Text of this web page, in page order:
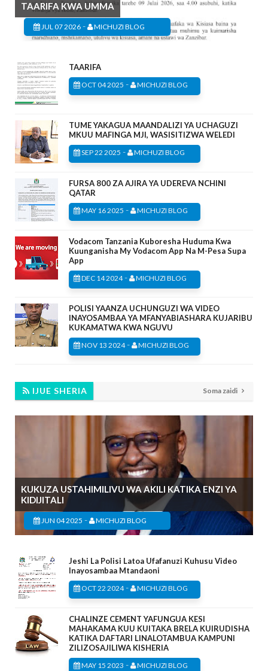
TAARIFA KWA UMMA
JUL 07 2026 - MICHUZI BLOG
TAARIFA
OCT 04 2025 - MICHUZI BLOG
TUME YAKAGUA MAANDALIZI YA UCHAGUZI
MKUU MAFINGA MJI, WASISITIZWA WELEDI
SEP 22 2025 - MICHUZI BLOG
FURSA 800 ZA AJIRA YA UDEREVA NCHINI
QATAR
MAY 16 2025 - MICHUZI BLOG
Vodacom Tanzania Kuboresha Huduma Kwa
Kuunganisha My Vodacom App Na M-Pesa Supa
App
DEC 14 2024- MICHUZI BLOG
POLISI YAANZA UCHUNGUZI WA VIDEO
INAYOSAMBAA YA MFANYABIASHARA KUJARIBU
KUKAMATWA KWA NGUVU
NOV 13 2024- MICHUZI BLOG
IJUE SHERIA Soma zaidi
KUKUZA USTAHIMILIVU WA AKILI KATIKA ENZI YA
KIDIJITALI
JUN 04 2025 - MICHUZI BLOG
Jeshi La Polisi Latoa Ufafanuzi Kuhusu Video
Inayosambaa Mtandaoni
OCT 22 2024- MICHUZI BLOG
CHALINZE CEMENT YAFUNGUA KESI
MAHAKAMA KUU KUITAKA BRELA KUIRUDISHA
KATIKA DAFTARI LINALOTAMBUA KAMPUNI
ZILIZOSAJILIWA KISHERIA
MAY 15 2023 - MICHUZI BLOG